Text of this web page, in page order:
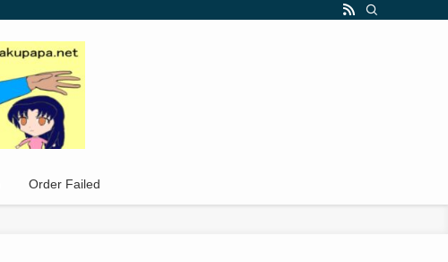
Order Failed